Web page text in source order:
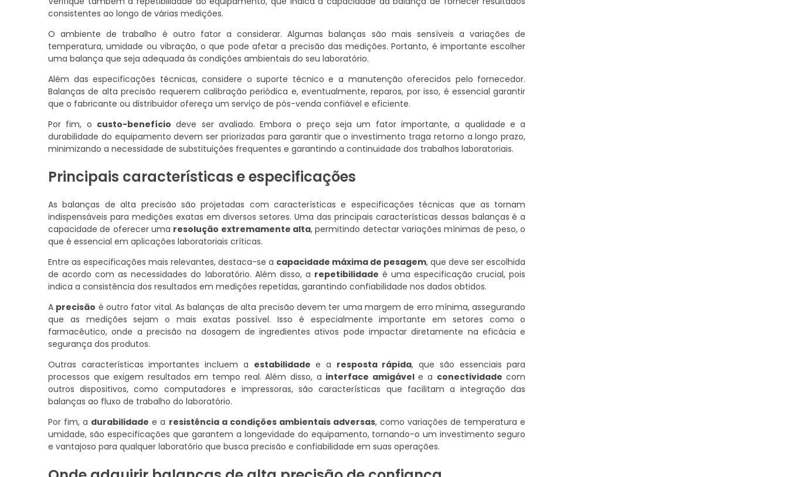
consistentes ao longo de várias medições.
O ambiente de trabalho é outro fator a considerar. Algumas balanças são mais sensíveis a variações de
temperatura, umidade ou vibração, o que pode afetar a precisão das medições. Portanto, é importante escolher
uma balança que seja adequada às condições ambientais do seu laboratório.
Além das especificações técnicas, considere o suporte técnico e a manutenção oferecidos pelo fornecedor.
Balanças de alta precisão requerem calibração periódica e, eventualmente, reparos, por isso, é essencial garantir
que o fabricante ou distribuidor ofereça um serviço de pós-venda confiável e eficiente.
Por fim, o custo-benefício deve ser avaliado. Embora o preço seja um fator importante, a qualidade e a
durabilidade do equipamento devem ser priorizadas para garantir que o investimento traga retorno a longo prazo,
minimizando a necessidade de substituições frequentes e garantindo a continuidade dos trabalhos laboratoriais.
Principais características e especificações
As balanças de alta precisão são projetadas com características e especificações técnicas que as tornam
indispensáveis para medições exatas em diversos setores. Uma das principais características dessas balanças é a
capacidade de oferecer uma resolução extremamente alta, permitindo detectar variações mínimas de peso, o
que é essencial em aplicações laboratoriais críticas.
Entre as especificações mais relevantes, destaca-se a capacidade máxima de pesagem, que deve ser escolhida
de acordo com as necessidades do laboratório. Além disso, a repetibilidade é uma especificação crucial, pois
indica a consistência dos resultados em medições repetidas, garantindo confiabilidade nos dados obtidos.
A precisão é outro fator vital. As balanças de alta precisão devem ter uma margem de erro mínima, assegurando
que as medições sejam o mais exatas possível. Isso é especialmente importante em setores como o
farmacêutico, onde a precisão na dosagem de ingredientes ativos pode impactar diretamente na eficácia e
segurança dos produtos.
Outras características importantes incluem a estabilidade e a resposta rápida, que são essenciais para
processos que exigem resultados em tempo real. Além disso, a interface amigávele a conectividade com
outros dispositivos, como computadores e impressoras, são características que facilitam a integração das
balanças ao fluxo de trabalho do laboratório.
Por fim, a durabilidade e a resistência a condições ambientais adversas, como variações de temperatura e
umidade, são especificações que garantem a longevidade do equipamento, tornando-o um investimento seguro
e vantajoso para qualquer laboratório que busca precisão e confiabilidade em suas operações.